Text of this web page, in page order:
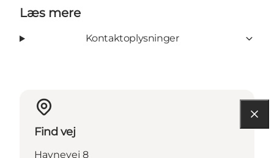
Læs mere
Kontaktoplysninger
Find vej
Havnevej 8